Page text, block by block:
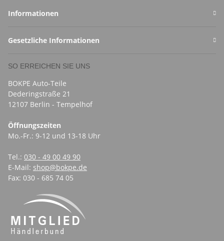
Informationen
Gesetzliche Informationen
SO ERREICHEN SIE UNS
BOKPE Auto-Teile
Dederingstraße 21
12107 Berlin - Tempelhof
Öffnungszeiten
Mo.-Fr.: 9-12 und 13-18 Uhr
Tel.: 030 - 49 00 49 90
E-Mail: shop@bokpe.de
Fax: 030 - 685 74 05